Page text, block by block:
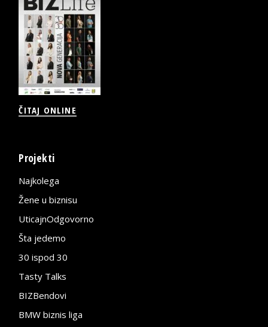
ČITAJ ONLINE
Projekti
Najkolega
Žene u biznisu
UticajnOdgovorno
Šta jedemo
30 ispod 30
Tasty Talks
BIZBendovi
BMW biznis liga